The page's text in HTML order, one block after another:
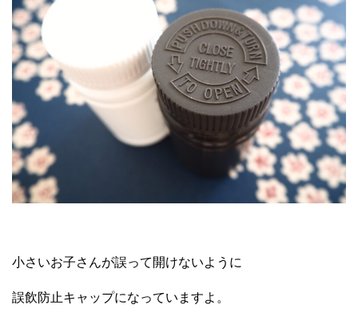
小さいお子さんが誤って開けないように
誤飲防止キャップになっていますよ。